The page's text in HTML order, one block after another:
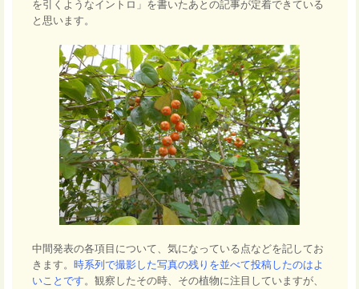
を引くようなイントロ」を書いたあとの記事が定着できている
と思います。
中間発表の各項目について、気になっている点などを記してお
きます。時系列で撮影した写真の残りを並べて投稿したのはよ
いことです 。観察したその時、その植物に注目していますが、